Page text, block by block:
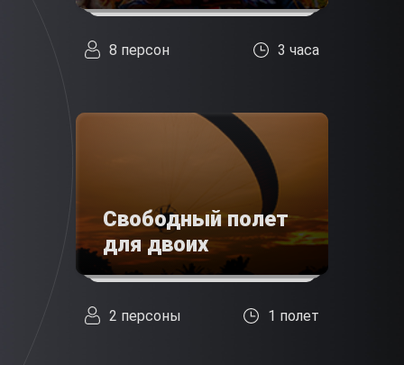
8 персон 3 часа
Свободный полет
для двоих
2 персоны 1 полет